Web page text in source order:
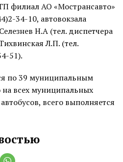
филиал АО «Мострансавто»
34-10, автовокзала
Н.А (тел. диспетчера
Л.П. (тел.
51).
по 39 муниципальным
всех муниципальных
всего выполняется